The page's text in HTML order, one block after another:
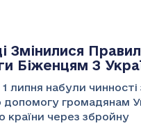
Змінилися
Біженцям З
липня набули чинності
допомогу громадянам
країни через збройну